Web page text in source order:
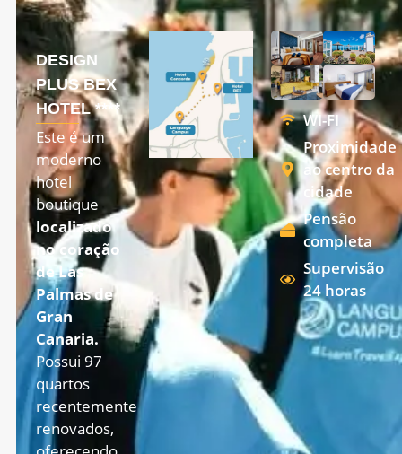
DESIGN
PLUS BEX
HOTEL ****
Este é um
moderno
hotel
boutique
localizado
no coração
de Las
Palmas de
Gran
Canaria.
Possui 97
quartos
recentemente
renovados,
WI-FI
Proximidade
ao centro da
cidade
Pensão
completa
Supervisão
24 horas